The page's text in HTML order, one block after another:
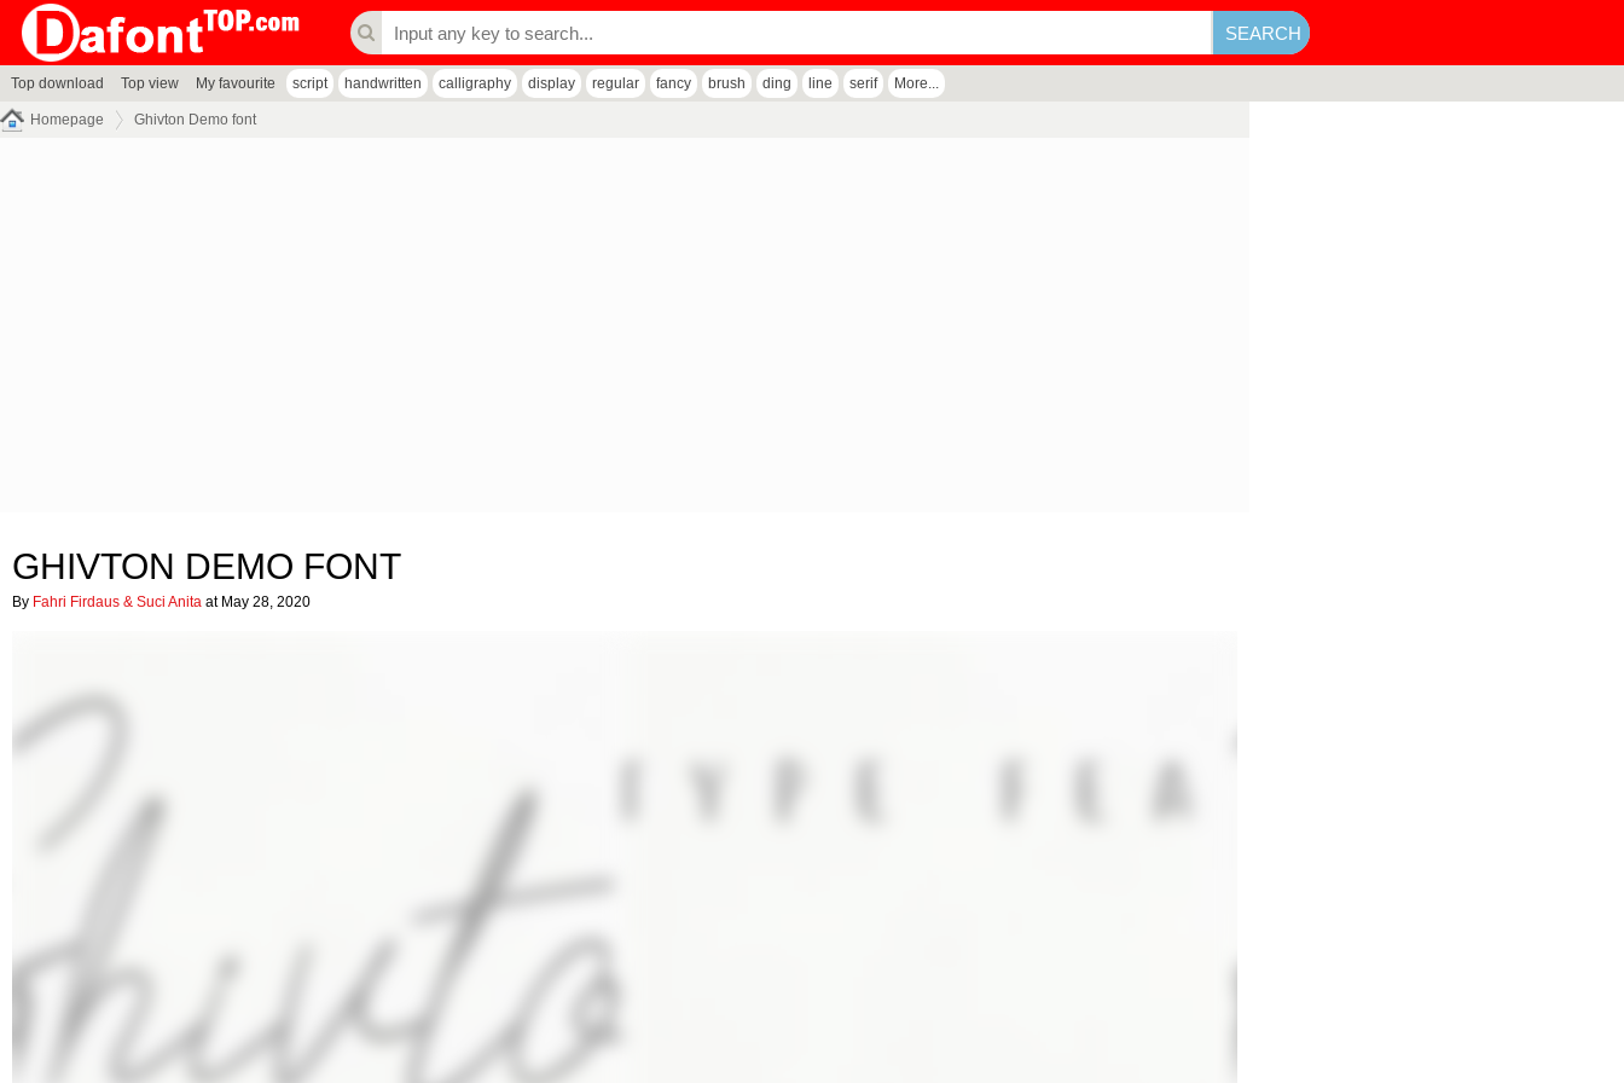
Top download Top view My favourite script handwritten calligraphy display regular fancy brush ding line serif More...
Homepage Ghivton Demo font
GHIVTON DEMO FONT
By Fahri Firdaus & Suci Anita at May 28, 2020